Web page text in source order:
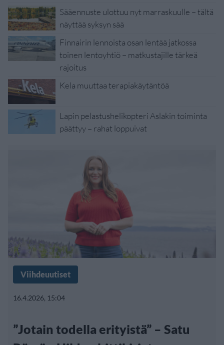
Sääennuste ulottuu nyt marraskuulle – tältä
näyttää syksyn sää
Finnairin lennoista osan lentää jatkossa
toinen lentoyhtiö – matkustajille tärkeä
rajoitus
Kela muuttaa terapiakäytäntöä
Lapin pelastushelikopteri Aslakin toiminta
päättyy – rahat loppuivat
Viihdeuutiset
16.4.2026, 15:04
”Jotain todella erityistä” – Satu